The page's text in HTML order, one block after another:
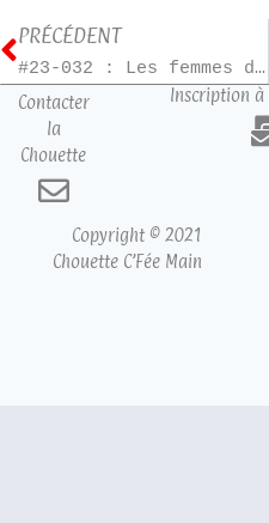
PRÉCÉDENT
#23-032 : Les femmes du bout du monde
Contacter
la
Chouette
Inscription à
Copyright © 2021
Chouette C’Fée Main